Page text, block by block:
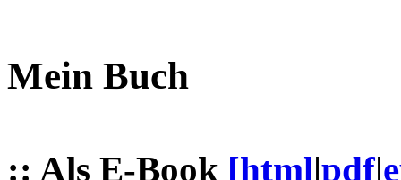
Mein Buch
:: Als E-Book [html|pdf|